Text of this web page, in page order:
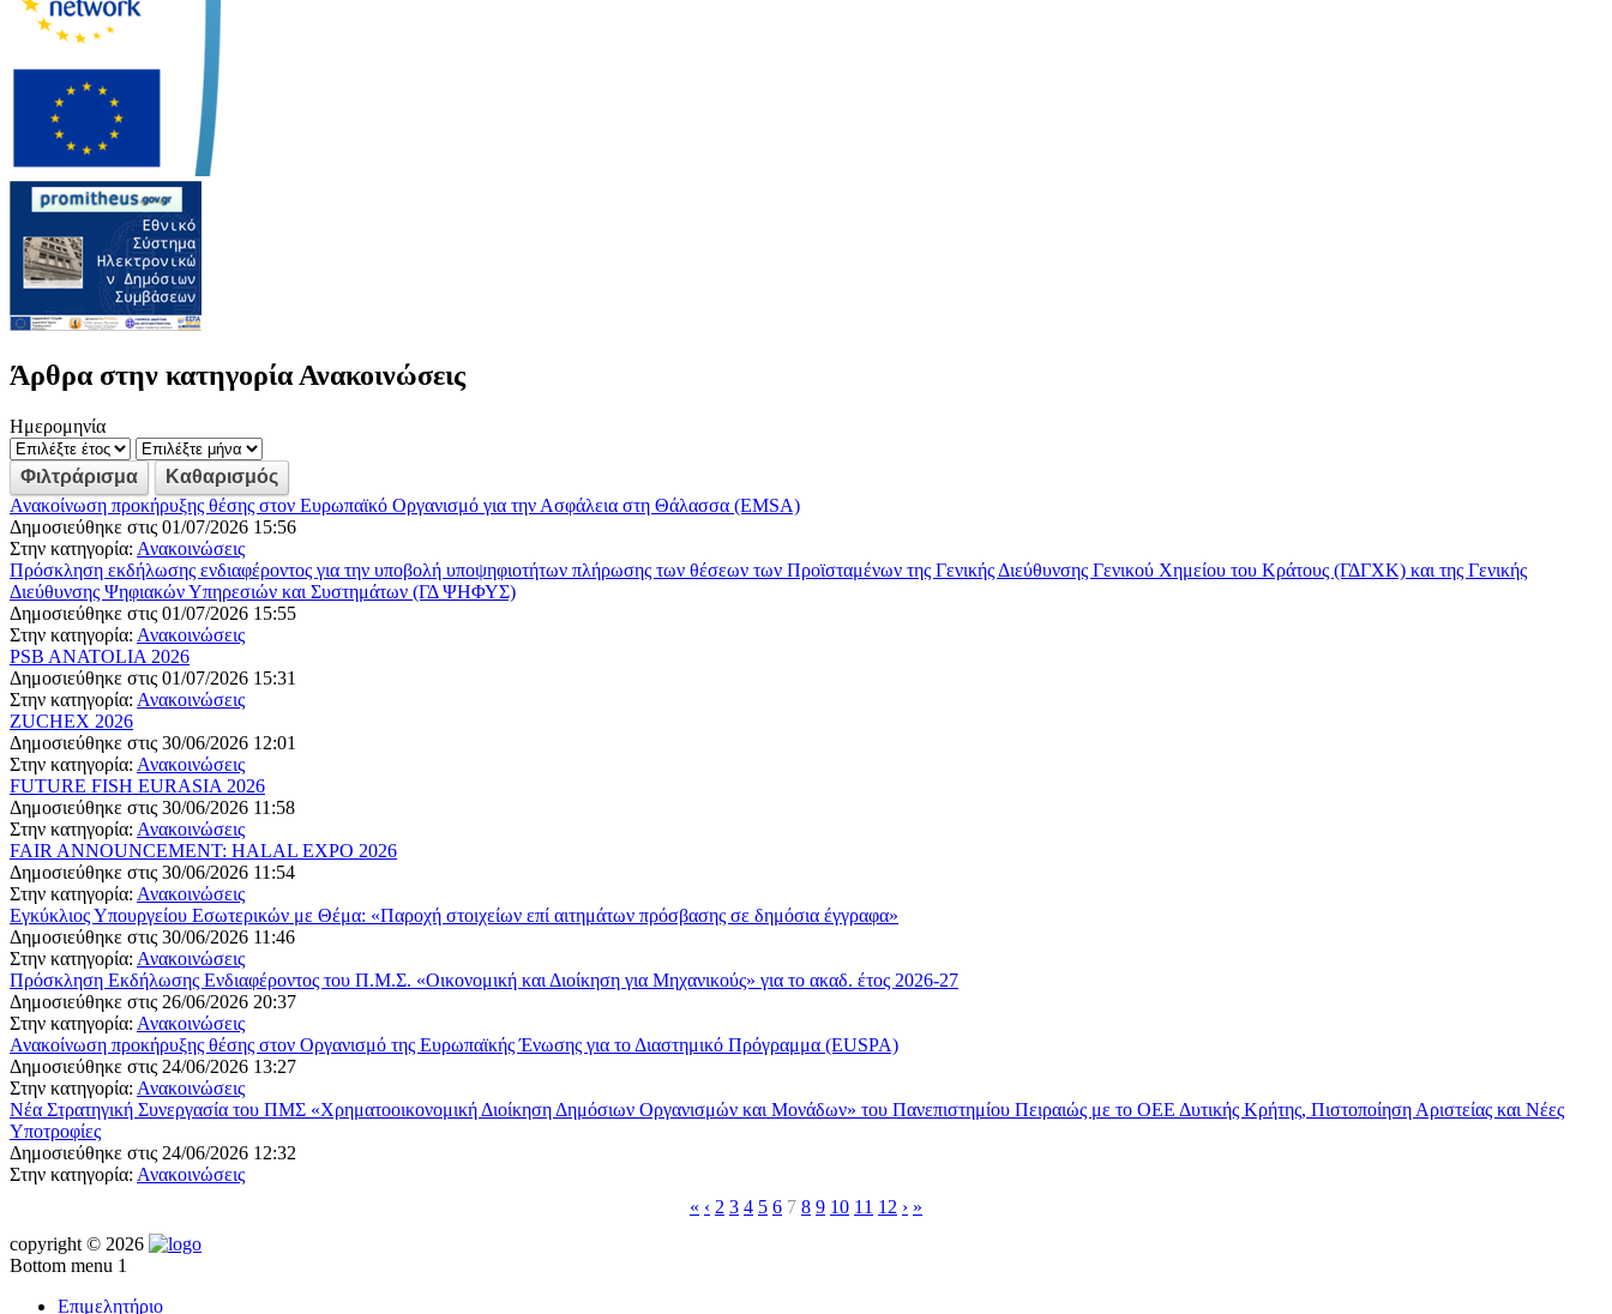
Άρθρα στην κατηγορία Ανακοινώσεις
Ημερομηνία
Ανακοίνωση προκήρυξης θέσης στον Ευρωπαϊκό Οργανισμό για την Ασφάλεια στη Θάλασσα (EMSA)
Δημοσιεύθηκε στις 01/07/2026 15:56
Στην κατηγορία: Ανακοινώσεις
Πρόσκληση εκδήλωσης ενδιαφέροντος για την υποβολή υποψηφιοτήτων πλήρωσης των θέσεων των Προϊσταμένων της Γενικής Διεύθυνσης Γενικού Χημείου του Κράτους (ΓΔΓΧΚ) και της Γενικής
Διεύθυνσης Ψηφιακών Υπηρεσιών και Συστημάτων (ΓΔ ΨΗΦΥΣ)
Δημοσιεύθηκε στις 01/07/2026 15:55
Στην κατηγορία: Ανακοινώσεις
PSB ANATOLIA 2026
Δημοσιεύθηκε στις 01/07/2026 15:31
Στην κατηγορία: Ανακοινώσεις
ZUCHEX 2026
Δημοσιεύθηκε στις 30/06/2026 12:01
Στην κατηγορία: Ανακοινώσεις
FUTURE FISH EURASIA 2026
Δημοσιεύθηκε στις 30/06/2026 11:58
Στην κατηγορία: Ανακοινώσεις
FAIR ANNOUNCEMENT: HALAL EXPO 2026
Δημοσιεύθηκε στις 30/06/2026 11:54
Στην κατηγορία: Ανακοινώσεις
Εγκύκλιος Υπουργείου Εσωτερικών με Θέμα: «Παροχή στοιχείων επί αιτημάτων πρόσβασης σε δημόσια έγγραφα»
Δημοσιεύθηκε στις 30/06/2026 11:46
Στην κατηγορία: Ανακοινώσεις
Πρόσκληση Εκδήλωσης Ενδιαφέροντος του Π.Μ.Σ. «Οικονομική και Διοίκηση για Μηχανικούς» για το ακαδ. έτος 2026-27
Δημοσιεύθηκε στις 26/06/2026 20:37
Στην κατηγορία: Ανακοινώσεις
Ανακοίνωση προκήρυξης θέσης στον Οργανισμό της Ευρωπαϊκής Ένωσης για το Διαστημικό Πρόγραμμα (EUSPA)
Δημοσιεύθηκε στις 24/06/2026 13:27
Στην κατηγορία: Ανακοινώσεις
Νέα Στρατηγική Συνεργασία του ΠΜΣ «Χρηματοοικονομική Διοίκηση Δημόσιων Οργανισμών και Μονάδων» του Πανεπιστημίου Πειραιώς με το ΟΕΕ Δυτικής Κρήτης, Πιστοποίηση Αριστείας και Νέες
Υποτροφίες
Δημοσιεύθηκε στις 24/06/2026 12:32
Στην κατηγορία: Ανακοινώσεις
« ‹ 2 3 4 5 6 7 8 9 10 11 12 › »
copyright © 2026
Bottom menu 1
Επιμελητήριο